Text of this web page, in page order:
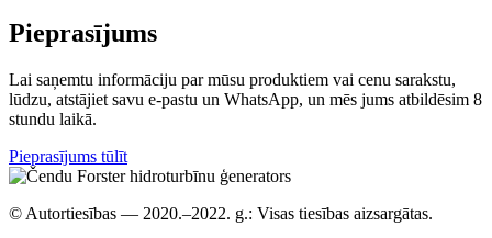
Pieprasījums
Lai saņemtu informāciju par mūsu produktiem vai cenu sarakstu,
lūdzu, atstājiet savu e-pastu un WhatsApp, un mēs jums atbildēsim 8
stundu laikā.
Pieprasījums tūlīt
© Autortiesības — 2020.–2022. g.: Visas tiesības aizsargātas.